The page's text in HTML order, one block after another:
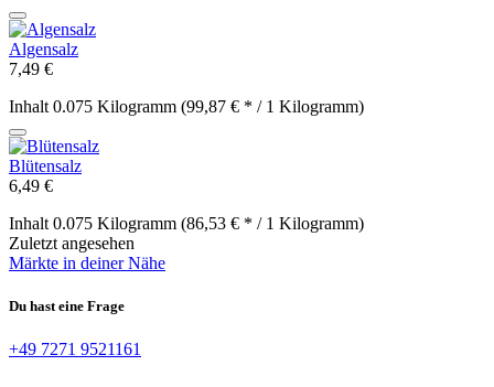
Algensalz
7,49 €
Inhalt 0.075 Kilogramm (99,87 € * / 1 Kilogramm)
Blütensalz
6,49 €
Inhalt 0.075 Kilogramm (86,53 € * / 1 Kilogramm)
Zuletzt angesehen
Märkte in deiner Nähe
Du hast eine Frage
+49 7271 9521161